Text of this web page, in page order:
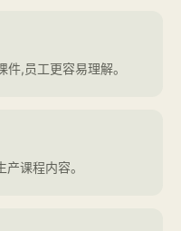
,员工更容易理解。
课程内容。